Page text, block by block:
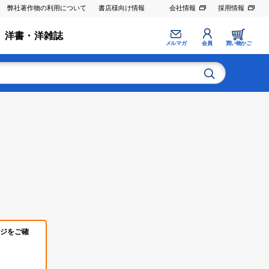
弊社著作物の利用について 書店様向け情報 会社情報 採用情報
洋書・洋雑誌
メルマガ 会員 買い物かご
をご確